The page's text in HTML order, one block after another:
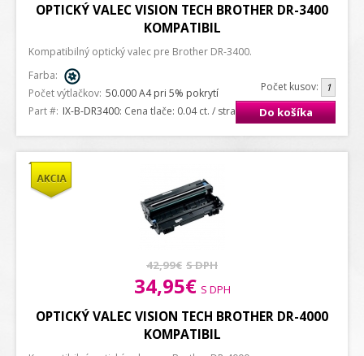
Počet kusov:
Do košíka
OPTICKÝ VALEC VISION TECH BROTHER DR-3400
KOMPATIBIL
Kompatibilný optický valec pre Brother DR-3400.
Farba:
Počet výtlačkov: 50.000 A4 pri 5% pokrytí
Part #: IX-B-DR3400: Cena tlače: 0.04 ct. / strana A4
42,99€ S DPH
34,95€ S DPH
OPTICKÝ VALEC VISION TECH BROTHER DR-4000
KOMPATIBIL